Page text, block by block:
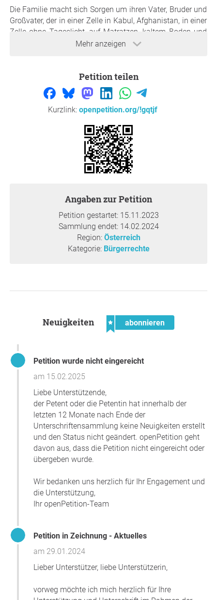
Mehr anzeigen
Die Familie macht sich Sorgen um ihren Vater, Bruder und
Großvater, der in einer Zelle in Kabul, Afghanistan, in einer
Zelle ohne Tageslicht, auf Matratzen, kaltem Boden und
ohne Decken untergebracht ist. Hilfslieferungen wie
könnte er bald taub sein.Petition teilen
Kurzlink: openpetition.org/!gqtjf
Angaben zur Petition
Petition gestartet: 15.11.2023
Sammlung endet: 14.02.2024
Region: Österreich
Kategorie: Bürgerrechte
Neuigkeiten abonnieren
Petition wurde nicht eingereicht
am 15.02.2025
Liebe Unterstützende,
der Petent oder die Petentin hat innerhalb der
letzten 12 Monate nach Ende der
Unterschriftensammlung keine Neuigkeiten erstellt
und den Status nicht geändert. openPetition geht
davon aus, dass die Petition nicht eingereicht oder
übergeben wurde.
Wir bedanken uns herzlich für Ihr Engagement und
die Unterstützung,
Ihr openPetition-Team
Petition in Zeichnung - Aktuelles
am 29.01.2024
Lieber Unterstützer, liebe Unterstützerin,
vorweg möchte ich mich herzlich für Ihre